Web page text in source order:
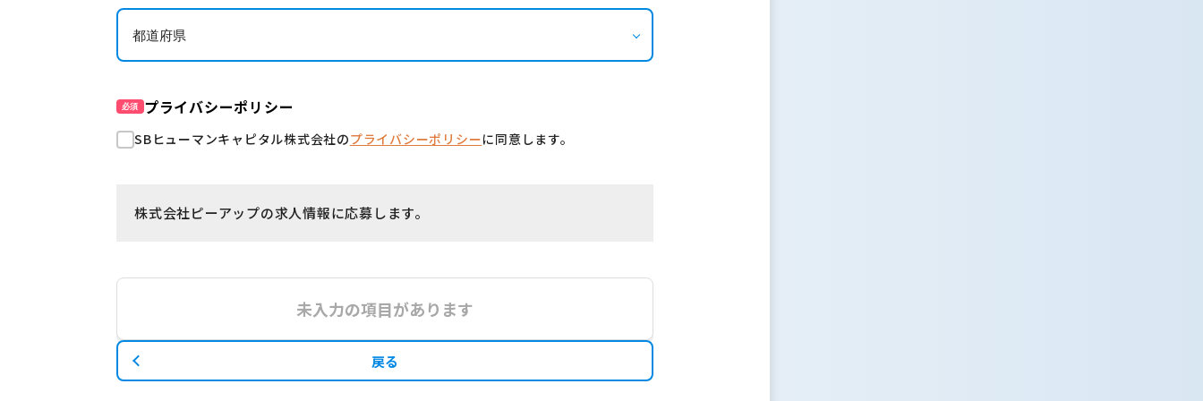
必須 プライバシーポリシー
SBヒューマンキャピタル株式会社のプライバシーポリシーに同意します。
株式会社ピーアップの求人情報に応募します。
未入力の項目があります
戻る